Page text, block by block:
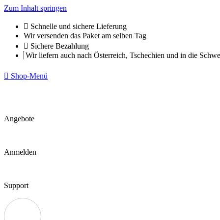
Zum Inhalt springen
Schnelle und sichere Lieferung
Wir versenden das Paket am selben Tag
Sichere Bezahlung
Wir liefern auch nach Österreich, Tschechien und in die
Shop-Menü
Angebote
Anmelden
Support